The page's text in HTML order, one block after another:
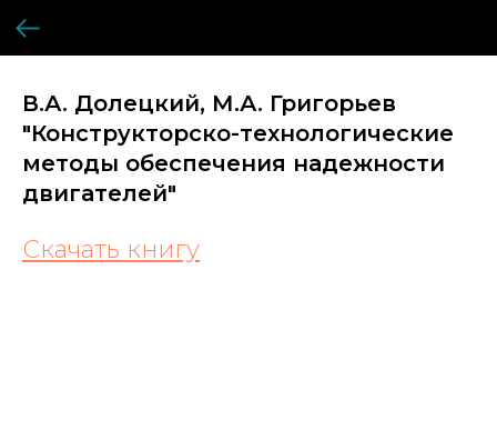
В.А. Долецкий, М.А. Григорьев
"Конструкторско-технологические
методы обеспечения надежности
двигателей"
Скачать книгу